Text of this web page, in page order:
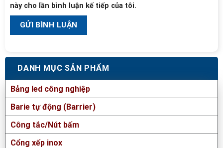
này cho lần bình luận kế tiếp của tôi.
DANH MỤC SẢN PHẨM
Bảng led công nghiệp
Barie tự động (Barrier)
Công tắc/Nút bấm
Cổng xếp inox